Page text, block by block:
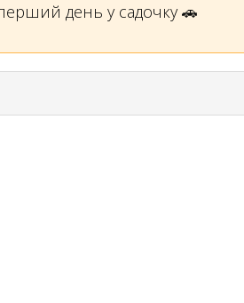
день у садочку 🚗